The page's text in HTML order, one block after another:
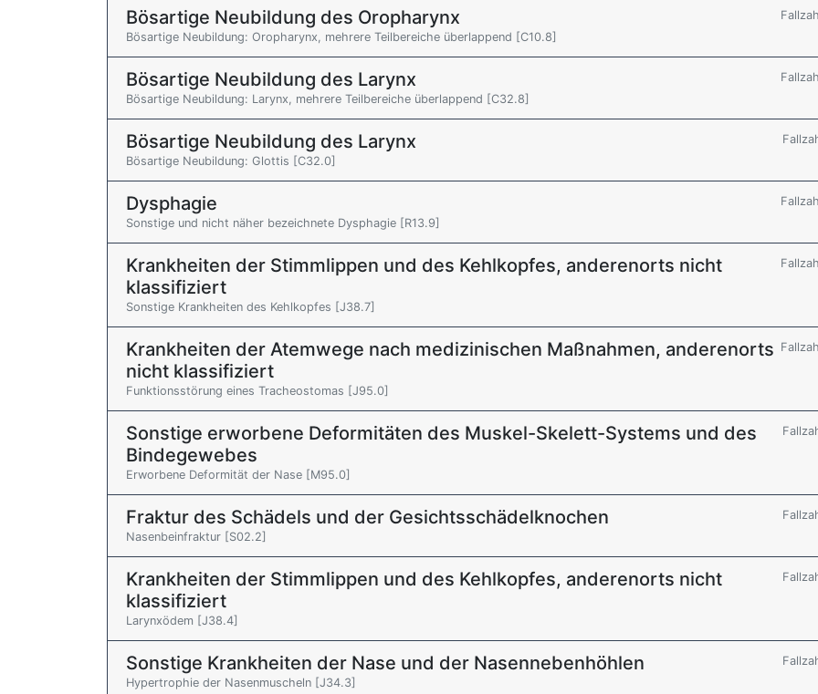
Bösartige Neubildung des Oropharynx
Bösartige Neubildung: Oropharynx, mehrere Teilbereiche überlappend [C10.8]
Bösartige Neubildung des Larynx
Bösartige Neubildung: Larynx, mehrere Teilbereiche überlappend [C32.8]
Bösartige Neubildung des Larynx
Bösartige Neubildung: Glottis [C32.0]
Dysphagie
Sonstige und nicht näher bezeichnete Dysphagie [R13.9]
Krankheiten der Stimmlippen und des Kehlkopfes, anderenorts nicht
klassifiziert
Sonstige Krankheiten des Kehlkopfes [J38.7]
Krankheiten der Atemwege nach medizinischen Maßnahmen, anderenorts
nicht klassifiziert
Funktionsstörung eines Tracheostomas [J95.0]
Sonstige erworbene Deformitäten des Muskel-Skelett-Systems und des
Bindegewebes
Erworbene Deformität der Nase [M95.0]
Fraktur des Schädels und der Gesichtsschädelknochen
Nasenbeinfraktur [S02.2]
Krankheiten der Stimmlippen und des Kehlkopfes, anderenorts nicht
klassifiziert
Larynxödem [J38.4]
Sonstige Krankheiten der Nase und der Nasennebenhöhlen
Hypertrophie der Nasenmuscheln [J34.3]